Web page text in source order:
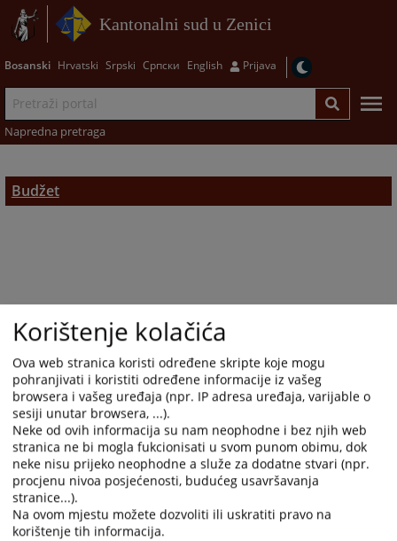
Kantonalni sud u Zenici
Bosanski Hrvatski Srpski Српски English Prijava
Napredna pretraga
Budžet
Korištenje kolačića
Ova web stranica koristi određene skripte koje mogu
pohranjivati i koristiti određene informacije iz vašeg
browsera i vašeg uređaja (npr. IP adresa uređaja, varijable o
sesiji unutar browsera, ...).
Neke od ovih informacija su nam neophodne i bez njih web
stranica ne bi mogla fukcionisati u svom punom obimu, dok
neke nisu prijeko neophodne a služe za dodatne stvari (npr.
procjenu nivoa posjećenosti, budućeg usavršavanja
stranice...).
Na ovom mjestu možete dozvoliti ili uskratiti pravo na
korištenje tih informacija.